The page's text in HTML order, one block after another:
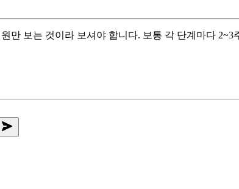
만 보는 것이라 보셔야 합니다. 보통 각 단계마다